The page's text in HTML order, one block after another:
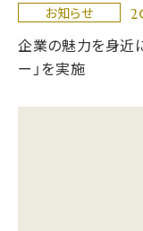
お知らせ
企業の魅力を身近
ー」を実施